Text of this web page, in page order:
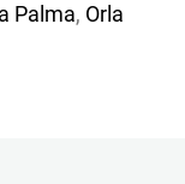
Palma, Orla